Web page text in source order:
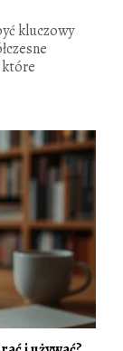
kluczowy
które